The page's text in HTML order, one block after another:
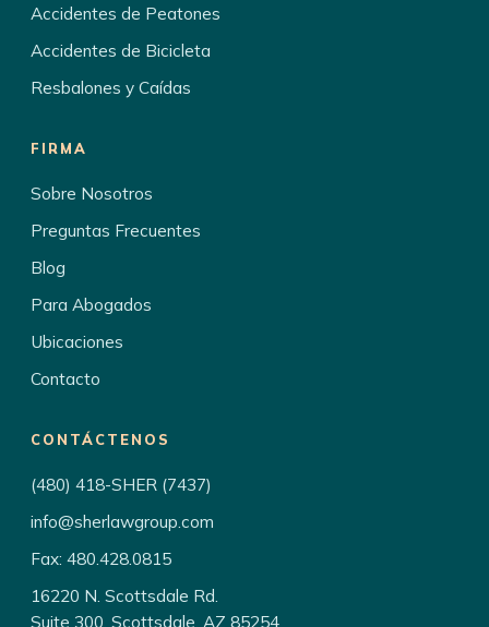
Accidentes de Peatones
Accidentes de Bicicleta
Resbalones y Caídas
FIRMA
Sobre Nosotros
Preguntas Frecuentes
Blog
Para Abogados
Ubicaciones
Contacto
CONTÁCTENOS
(480) 418-SHER (7437)
info@sherlawgroup.com
Fax: 480.428.0815
16220 N. Scottsdale Rd.
Suite 300, Scottsdale, AZ 85254